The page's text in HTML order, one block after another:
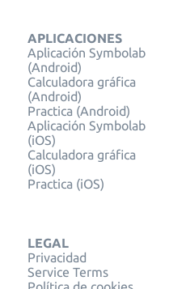
APLICACIONES
Aplicación Symbolab
(Android)
Calculadora gráfica
(Android)
Practica (Android)
Aplicación Symbolab
(iOS)
Calculadora gráfica
(iOS)
Practica (iOS)
LEGAL
Privacidad
Service Terms